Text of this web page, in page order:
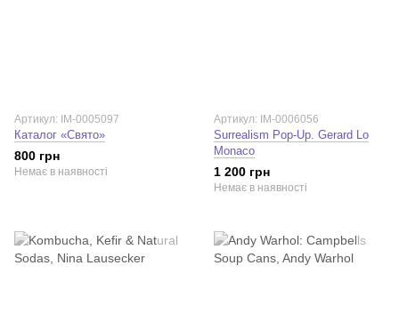
Артикул: IM-0005097
Каталог «Свято»
800 грн
Немає в наявності
Артикул: IM-0006056
Surrealism Pop-Up. Gerard Lo
Monaco
1 200 грн
Немає в наявності